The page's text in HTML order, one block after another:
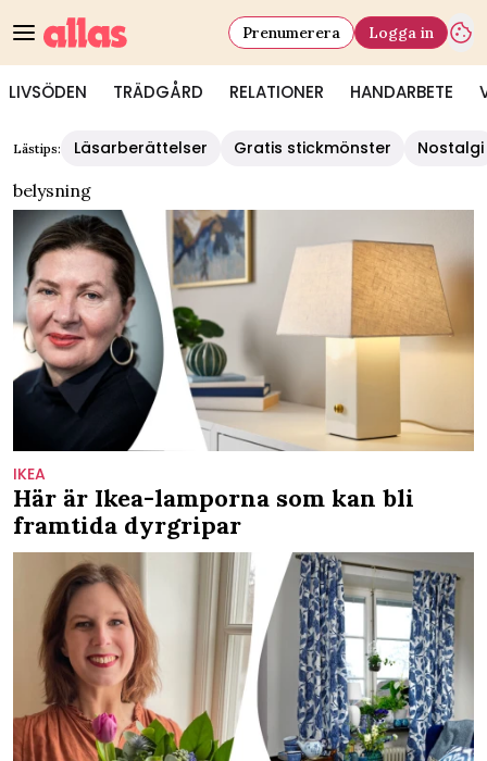
LIVSÖDEN TRÄDGÅRD RELATIONER HANDARBETE
Prenumerera Logga in
Lästips: Läsarberättelser Gratis stickmönster
Nostalgi
belysning
IKEA
Här är Ikea-lamporna som kan bli
framtida dyrgripar